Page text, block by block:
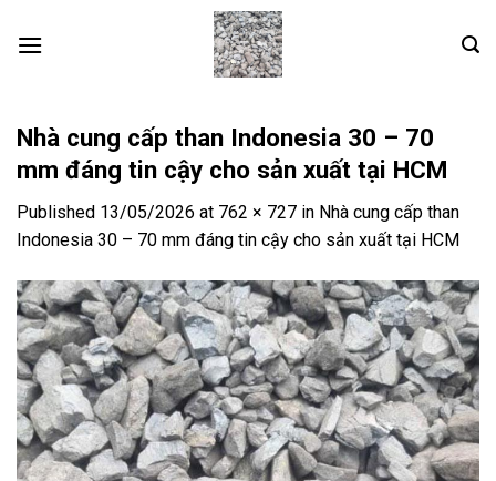
Nhà cung cấp than Indonesia 30 – 70
mm đáng tin cậy cho sản xuất tại HCM
Published 13/05/2026 at 762 × 727 in Nhà cung cấp than
Indonesia 30 – 70 mm đáng tin cậy cho sản xuất tại HCM